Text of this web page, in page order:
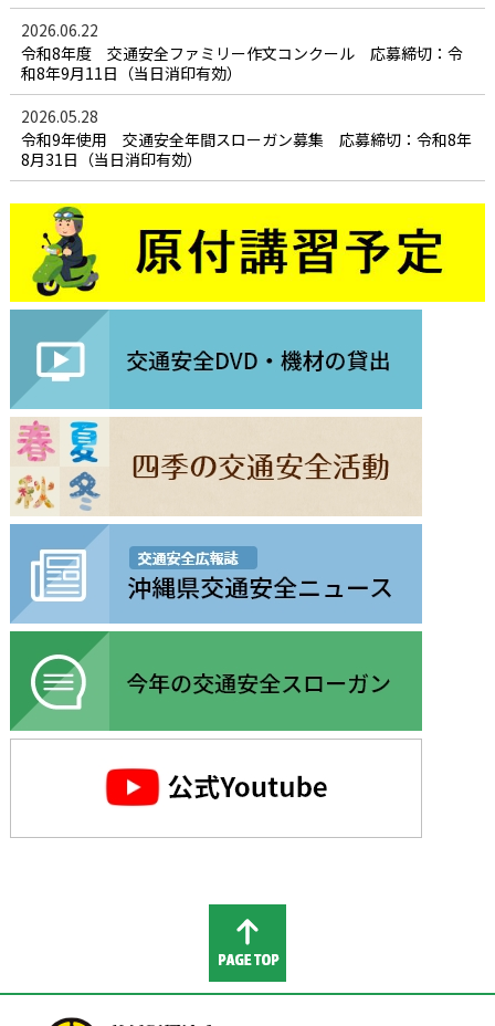
2026.06.22
令和8年度 交通安全ファミリー作文コンクール 応募締切：令
和8年9月11日（当日消印有効）
2026.05.28
令和9年使用 交通安全年間スローガン募集 応募締切：令和8年
8月31日（当日消印有効）